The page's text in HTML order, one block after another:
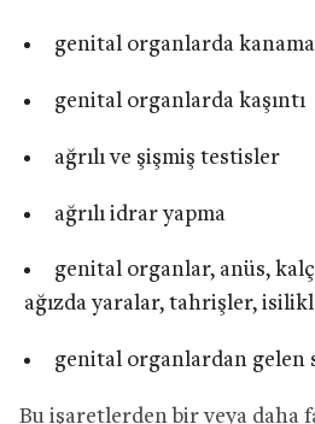
genital organlarda kanama
genital organlarda kaşıntı
ağrılı ve şişmiş testisler
ağrılı idrar yapma
genital organlar, anüs,
ağızda yaralar, tahrişler,
genital organlardan gelen
Bu işaretlerden bir veya daha